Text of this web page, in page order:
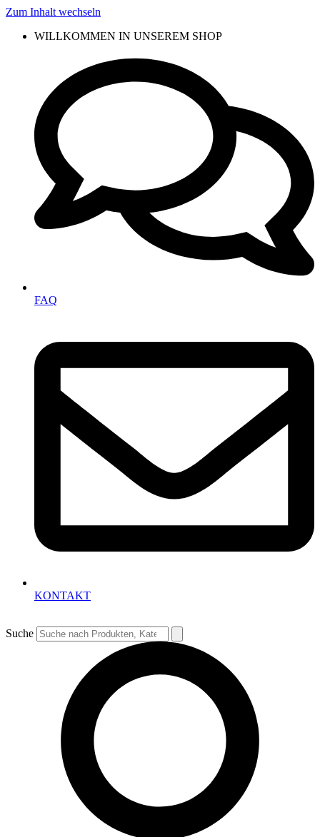
Zum Inhalt wechseln
WILLKOMMEN IN UNSEREM SHOP
FAQ
KONTAKT
Suche